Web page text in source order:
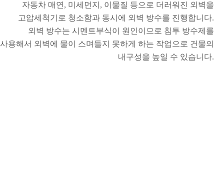
자동차 매연, 미세먼지, 이물질 등으로 더러워진 외벽을
고압세척기로 청소함과 동시에 외벽 방수를 진행합니다.
외벽 방수는 시멘트부식이 원인이므로 침투 방수제를
사용해서 외벽에 물이 스며들지 못하게 하는 작업으로 건물의
내구성을 높일 수 있습니다.